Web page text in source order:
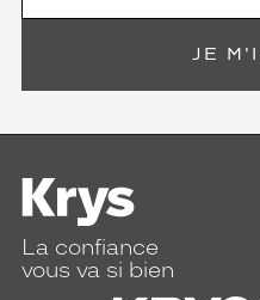
JE
La confiance
vous va si bien